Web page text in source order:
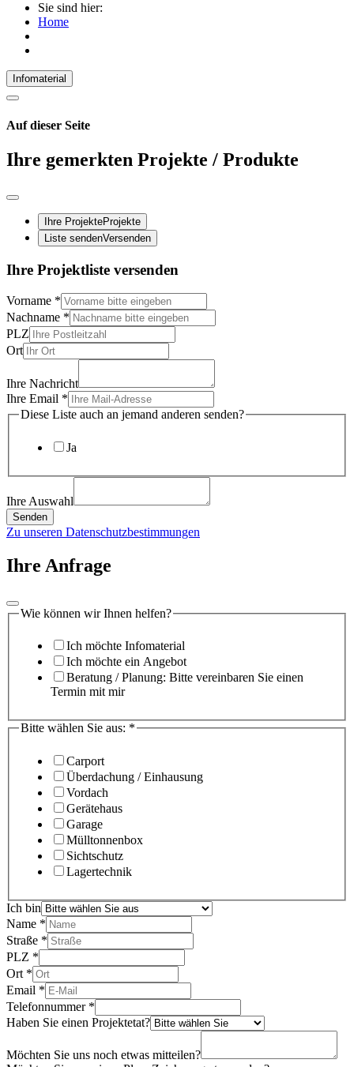
Sie sind hier:
Home
Infomaterial
Auf dieser Seite
Ihre gemerkten Projekte / Produkte
Ihre ProjekteProjekte
Liste sendenVersenden
Ihre Projektliste versenden
Vorname *
Nachname *
PLZ
Ort
Ihre Nachricht
Ihre Email *
Diese Liste auch an jemand anderen senden?
Ja
Ihre Auswahl
Senden
Zu unseren Datenschutzbestimmungen
Ihre Anfrage
Wie können wir Ihnen helfen?
Ich möchte Infomaterial
Ich möchte ein Angebot
Beratung / Planung: Bitte vereinbaren Sie einen
Termin mit mir
Bitte wählen Sie aus: *
Carport
Überdachung / Einhausung
Vordach
Gerätehaus
Garage
Mülltonnenbox
Sichtschutz
Lagertechnik
Ich bin
Name *
Straße *
PLZ *
Ort *
Email *
Telefonnummer *
Haben Sie einen Projektetat?
Möchten Sie uns noch etwas mitteilen?